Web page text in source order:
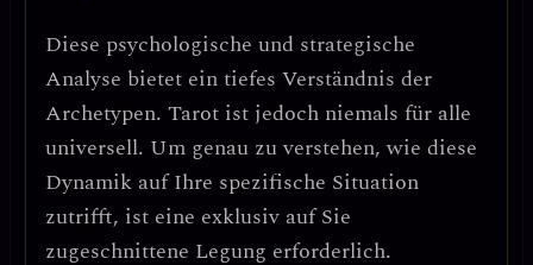
Diese psychologische und strategische
Analyse bietet ein tiefes Verständnis der
Archetypen. Tarot ist jedoch niemals für alle
universell. Um genau zu verstehen, wie diese
Dynamik auf Ihre spezifische Situation
zutrifft, ist eine exklusiv auf Sie
zugeschnittene Legung erforderlich.